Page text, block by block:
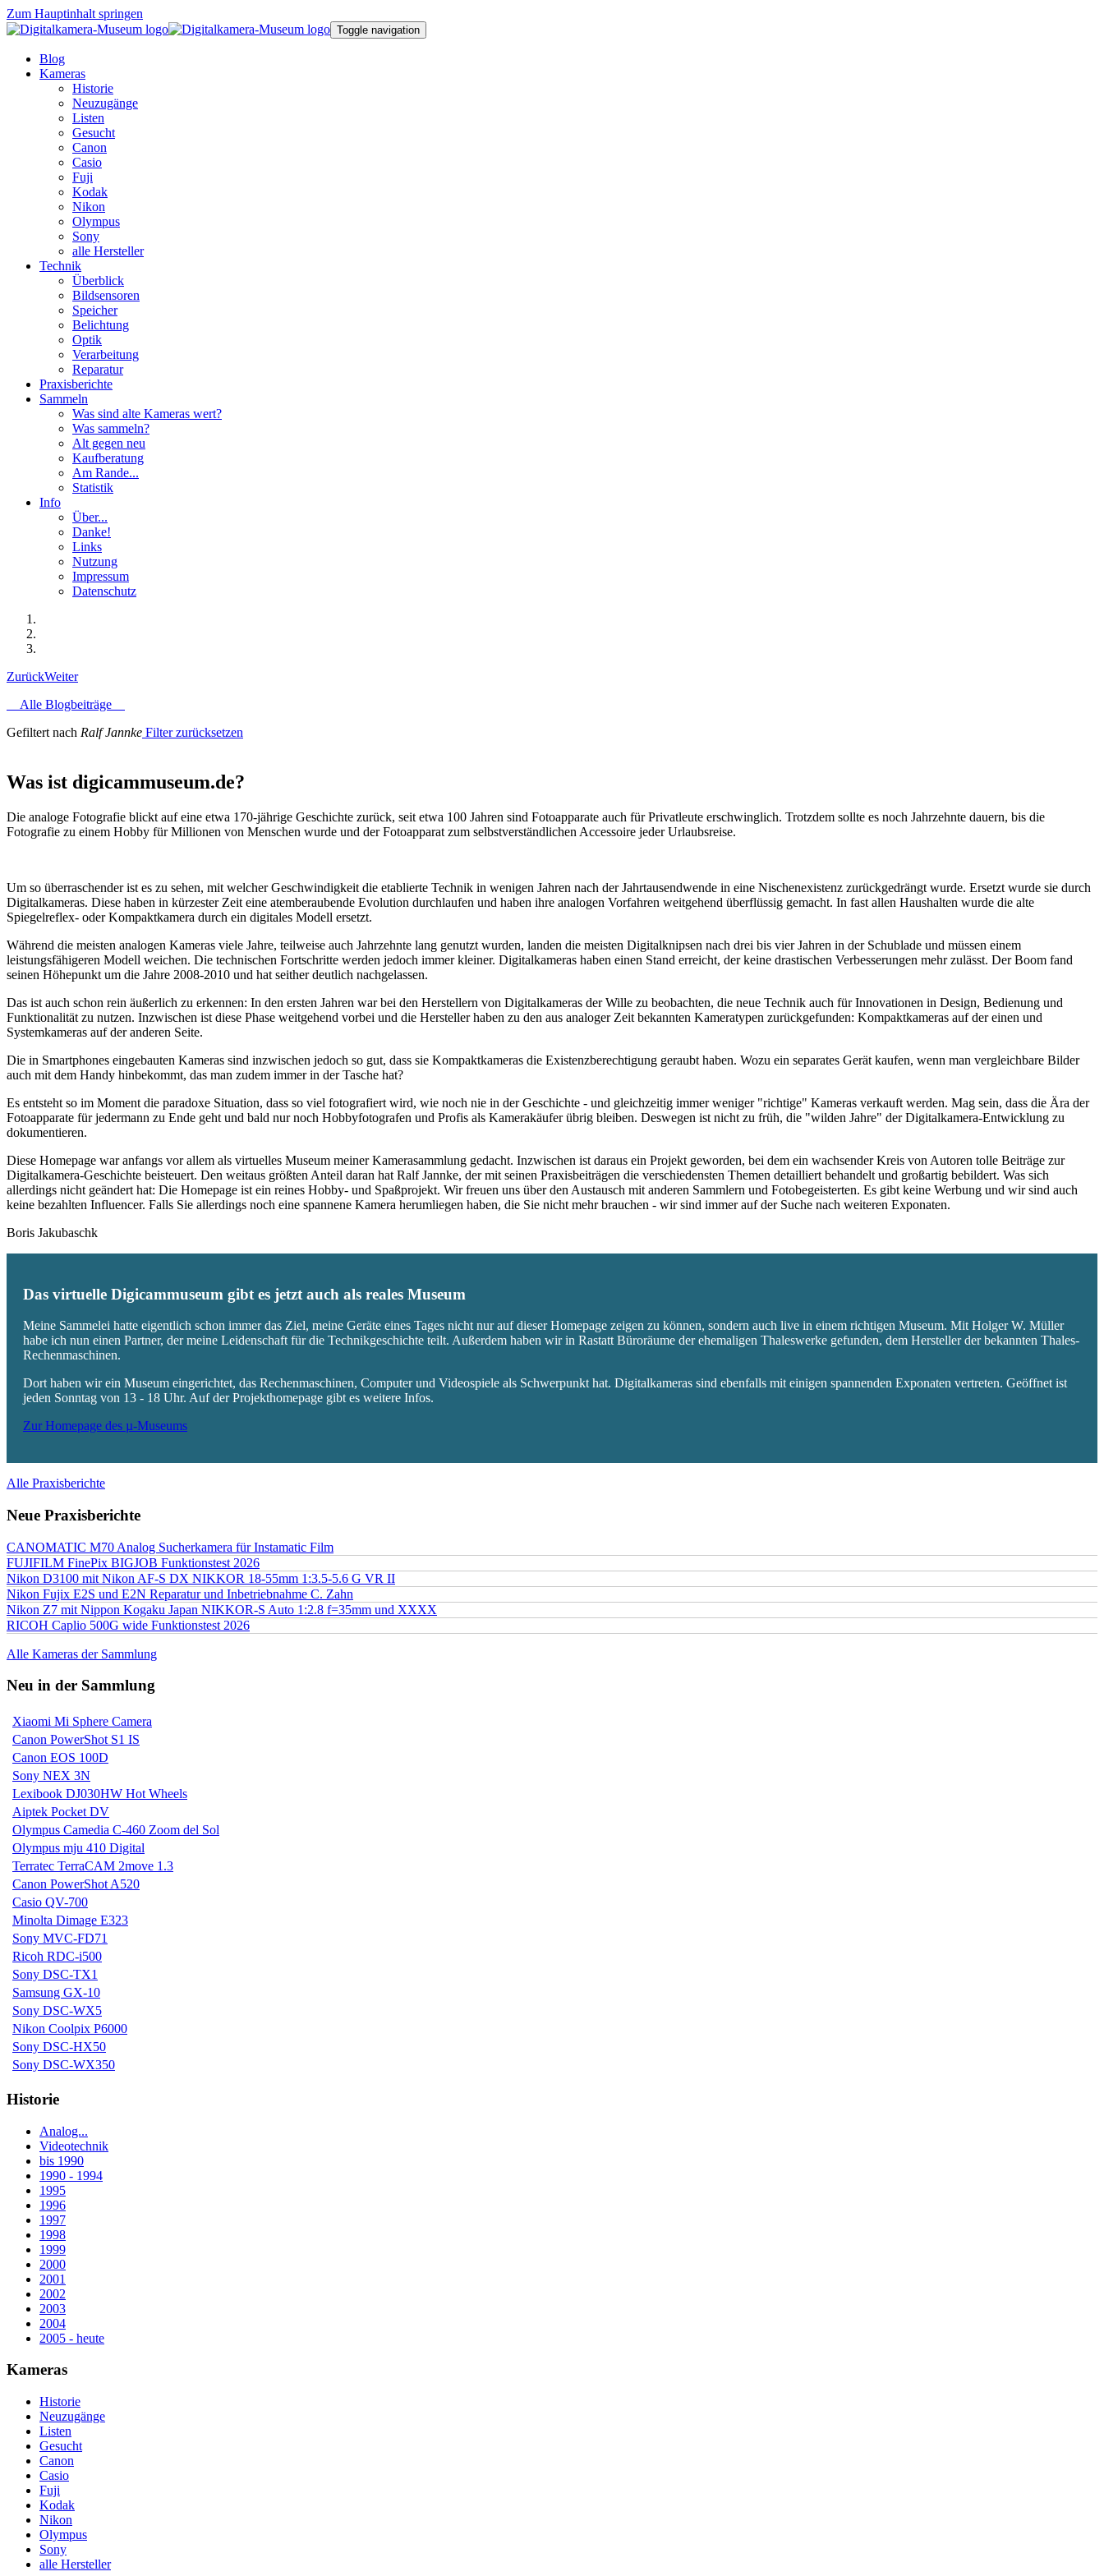
Zum Hauptinhalt springen
Toggle navigation
Blog
Kameras
Historie
Neuzugänge
Listen
Gesucht
Canon
Casio
Fuji
Kodak
Nikon
Olympus
Sony
alle Hersteller
Technik
Überblick
Bildsensoren
Speicher
Belichtung
Optik
Verarbeitung
Reparatur
Praxisberichte
Sammeln
Was sind alte Kameras wert?
Was sammeln?
Alt gegen neu
Kaufberatung
Am Rande...
Statistik
Info
Über...
Danke!
Links
Nutzung
Impressum
Datenschutz
ZurückWeiter
Alle Blogbeiträge
Gefiltert nach Ralf Jannke Filter zurücksetzen
Was ist digicammuseum.de?
Die analoge Fotografie blickt auf eine etwa 170-jährige Geschichte zurück, seit etwa 100 Jahren sind Fotoapparate auch für Privatleute erschwinglich. Trotzdem sollte es noch Jahrzehnte dauern, bis die
Fotografie zu einem Hobby für Millionen von Menschen wurde und der Fotoapparat zum selbstverständlichen Accessoire jeder Urlaubsreise.
Um so überraschender ist es zu sehen, mit welcher Geschwindigkeit die etablierte Technik in wenigen Jahren nach der Jahrtausendwende in eine Nischenexistenz zurückgedrängt wurde. Ersetzt wurde sie durch
Digitalkameras. Diese haben in kürzester Zeit eine atemberaubende Evolution durchlaufen und haben ihre analogen Vorfahren weitgehend überflüssig gemacht. In fast allen Haushalten wurde die alte
Spiegelreflex- oder Kompaktkamera durch ein digitales Modell ersetzt.
Während die meisten analogen Kameras viele Jahre, teilweise auch Jahrzehnte lang genutzt wurden, landen die meisten Digitalknipsen nach drei bis vier Jahren in der Schublade und müssen einem
leistungsfähigeren Modell weichen. Die technischen Fortschritte werden jedoch immer kleiner. Digitalkameras haben einen Stand erreicht, der keine drastischen Verbesserungen mehr zulässt. Der Boom fand
seinen Höhepunkt um die Jahre 2008-2010 und hat seither deutlich nachgelassen.
Das ist auch schon rein äußerlich zu erkennen: In den ersten Jahren war bei den Herstellern von Digitalkameras der Wille zu beobachten, die neue Technik auch für Innovationen in Design, Bedienung und
Funktionalität zu nutzen. Inzwischen ist diese Phase weitgehend vorbei und die Hersteller haben zu den aus analoger Zeit bekannten Kameratypen zurückgefunden: Kompaktkameras auf der einen und
Systemkameras auf der anderen Seite.
Die in Smartphones eingebauten Kameras sind inzwischen jedoch so gut, dass sie Kompaktkameras die Existenzberechtigung geraubt haben. Wozu ein separates Gerät kaufen, wenn man vergleichbare Bilder
auch mit dem Handy hinbekommt, das man zudem immer in der Tasche hat?
Es entsteht so im Moment die paradoxe Situation, dass so viel fotografiert wird, wie noch nie in der Geschichte - und gleichzeitig immer weniger "richtige" Kameras verkauft werden. Mag sein, dass die Ära der
Fotoapparate für jedermann zu Ende geht und bald nur noch Hobbyfotografen und Profis als Kamerakäufer übrig bleiben. Deswegen ist nicht zu früh, die "wilden Jahre" der Digitalkamera-Entwicklung zu
dokumentieren.
Diese Homepage war anfangs vor allem als virtuelles Museum meiner Kamerasammlung gedacht. Inzwischen ist daraus ein Projekt geworden, bei dem ein wachsender Kreis von Autoren tolle Beiträge zur
Digitalkamera-Geschichte beisteuert. Den weitaus größten Anteil daran hat Ralf Jannke, der mit seinen Praxisbeiträgen die verschiedensten Themen detailliert behandelt und großartig bebildert. Was sich
allerdings nicht geändert hat: Die Homepage ist ein reines Hobby- und Spaßprojekt. Wir freuen uns über den Austausch mit anderen Sammlern und Fotobegeisterten. Es gibt keine Werbung und wir sind auch
keine bezahlten Influencer. Falls Sie allerdings noch eine spannene Kamera herumliegen haben, die Sie nicht mehr brauchen - wir sind immer auf der Suche nach weiteren Exponaten.
Boris Jakubaschk
Das virtuelle Digicammuseum gibt es jetzt auch als reales Museum
Meine Sammelei hatte eigentlich schon immer das Ziel, meine Geräte eines Tages nicht nur auf dieser Homepage zeigen zu können, sondern auch live in einem richtigen Museum. Mit Holger W. Müller
habe ich nun einen Partner, der meine Leidenschaft für die Technikgeschichte teilt. Außerdem haben wir in Rastatt Büroräume der ehemaligen Thaleswerke gefunden, dem Hersteller der bekannten Thales-
Rechenmaschinen.
Dort haben wir ein Museum eingerichtet, das Rechenmaschinen, Computer und Videospiele als Schwerpunkt hat. Digitalkameras sind ebenfalls mit einigen spannenden Exponaten vertreten. Geöffnet ist
jeden Sonntag von 13 - 18 Uhr. Auf der Projekthomepage gibt es weitere Infos.
Zur Homepage des µ-Museums
Alle Praxisberichte
Neue Praxisberichte
CANOMATIC M70 Analog Sucherkamera für Instamatic Film
FUJIFILM FinePix BIGJOB Funktionstest 2026
Nikon D3100 mit Nikon AF-S DX NIKKOR 18-55mm 1:3.5-5.6 G VR II
Nikon Fujix E2S und E2N Reparatur und Inbetriebnahme C. Zahn
Nikon Z7 mit Nippon Kogaku Japan NIKKOR-S Auto 1:2.8 f=35mm und XXXX
RICOH Caplio 500G wide Funktionstest 2026
Alle Kameras der Sammlung
Neu in der Sammlung
Xiaomi Mi Sphere Camera
Canon PowerShot S1 IS
Canon EOS 100D
Sony NEX 3N
Lexibook DJ030HW Hot Wheels
Aiptek Pocket DV
Olympus Camedia C-460 Zoom del Sol
Olympus mju 410 Digital
Terratec TerraCAM 2move 1.3
Canon PowerShot A520
Casio QV-700
Minolta Dimage E323
Sony MVC-FD71
Ricoh RDC-i500
Sony DSC-TX1
Samsung GX-10
Sony DSC-WX5
Nikon Coolpix P6000
Sony DSC-HX50
Sony DSC-WX350
Historie
Analog...
Videotechnik
bis 1990
1990 - 1994
1995
1996
1997
1998
1999
2000
2001
2002
2003
2004
2005 - heute
Kameras
Historie
Neuzugänge
Listen
Gesucht
Canon
Casio
Fuji
Kodak
Nikon
Olympus
Sony
alle Hersteller